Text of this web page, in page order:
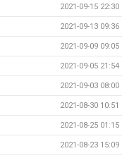
2021-09-15 22:30
2021-09-13 09:36
2021-09-09 09:05
2021-09-05 21:54
2021-09-03 08:00
2021-08-30 10:51
2021-08-25 01:15
2021-08-23 15:09